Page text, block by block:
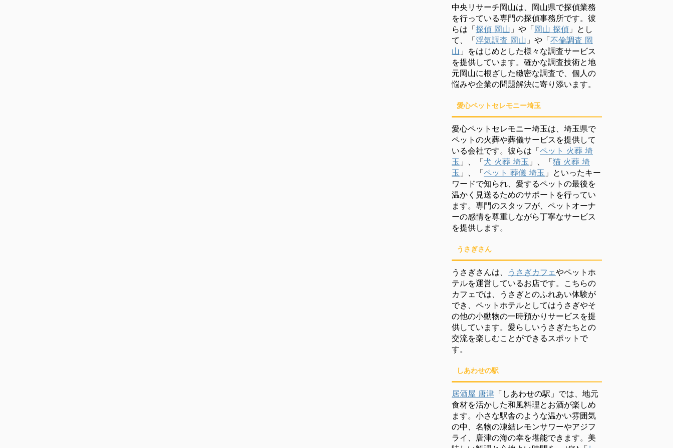
中央リサーチ岡山は、岡山県で探偵業務
を行っている専門の探偵事務所です。彼
らは「探偵 岡山 」や「岡山 探偵 」とし
て、「浮気調査 岡山 」や「不倫調査 岡
山 」をはじめとした様々な調査サービス
を提供しています。確かな調査技術と地
元岡山に根ざした緻密な調査で、個人の
悩みや企業の問題解決に寄り添います。
愛心ペットセレモニー埼玉
愛心ペットセレモニー埼玉は、埼玉県で
ペットの火葬や葬儀サービスを提供して
いる会社です。彼らは「ペット 火葬 埼
玉 」、「犬 火葬 埼玉 」、「猫 火葬 埼
玉 」、「ペット 葬儀 埼玉 」といったキー
ワードで知られ、愛するペットの最後を
温かく見送るためのサポートを行ってい
ます。専門のスタッフが、ペットオーナ
ーの感情を尊重しながら丁寧なサービス
を提供します。
うさぎさん
うさぎさんは、 うさぎカフェやペットホ
テルを運営しているお店です。こちらの
カフェでは、うさぎとのふれあい体験が
でき、ペットホテルとしてはうさぎやそ
の他の小動物の一時預かりサービスを提
供しています。愛らしいうさぎたちとの
交流を楽しむことができるスポットで
す。
しあわせの駅
居酒屋 唐津 「しあわせの駅」では、地元
食材を活かした和風料理とお酒が楽しめ
ます。小さな駅舎のような温かい雰囲気
の中、名物の凍結レモンサワーやアジフ
ライ、唐津の海の幸を堪能できます。美